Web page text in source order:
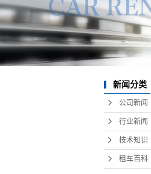
新闻分类
公司新闻
行业新闻
技术知识
租车百科